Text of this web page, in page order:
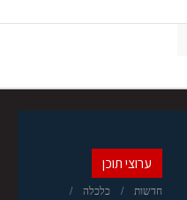
ערוצי תוכן
חדשות כלכלה